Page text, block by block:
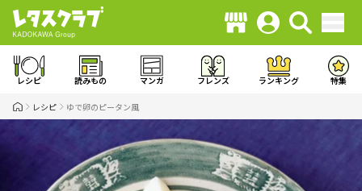
レシピ 読みもの マンガ フレンズ ランキング 特集
レシピ ゆで卵のピータン風